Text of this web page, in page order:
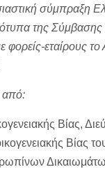
σύμπραξη
της
φορείς-εταίρους
από:
Βίας,
Βίας